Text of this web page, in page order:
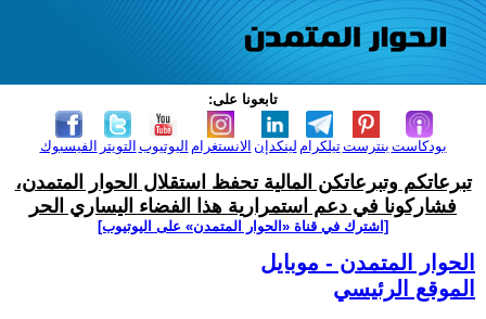
تابعونا على:
الفيسبوك التويتر اليوتيوب الانستغرام لينكدإن تيلكرامبنترست بودكاست
تبرعاتكم وتبرعاتكن المالية تحفظ استقلال الحوار المتمدن،
فشاركونا في دعم استمرارية هذا الفضاء اليساري الحر
[اشترك في قناة ‫«الحوار المتمدن» على اليوتيوب]
الحوار المتمدن - موبايل
الموقع الرئيسي